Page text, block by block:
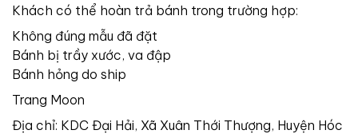
Khách có thể hoàn trả bánh trong trường hợp:
Không đúng mẫu đã đặt
Bánh bị trầy xước, va đập
Bánh hỏng do ship
Trang Moon
Địa chỉ: KDC Đại Hải, Xã Xuân Thới Thượng, Huyện Hóc